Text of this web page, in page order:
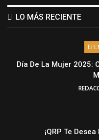
LO MÁS RECIENTE
Día De La Mujer 2025:
¡QRP Te